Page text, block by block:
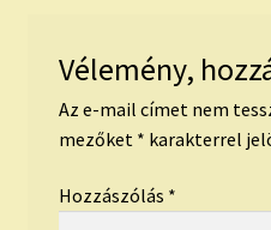
Vélemény,
Az e-mail címet nem
mezőket * karakterrel
Hozzászólás *